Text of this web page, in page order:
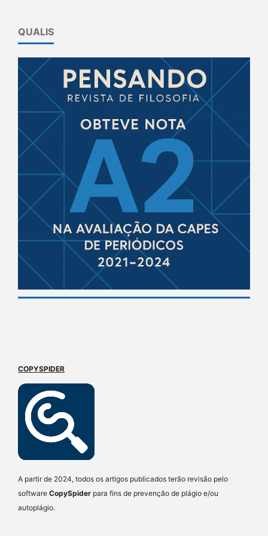
QUALIS
COPYSPIDER
A partir de 2024, todos os artigos publicados terão revisão pelo
software CopySpider para fins de prevenção de plágio e/ou
autoplágio.